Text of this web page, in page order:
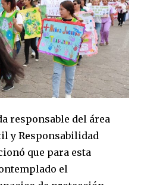
of
be part of the
email address on our website
Don't worry, we respect
inbox. Your information is
responsable del área
y Responsabilidad
que para esta
el